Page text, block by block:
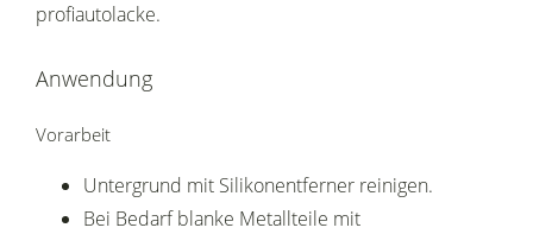
profiautolacke.
Anwendung
Vorarbeit
Untergrund mit Silikonentferner reinigen.
Bei Bedarf blanke Metallteile mit